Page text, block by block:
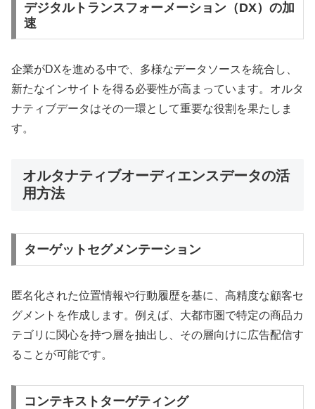
デジタルトランスフォーメーション（DX）の加
速
企業がDXを進める中で、多様なデータソースを統合し、
新たなインサイトを得る必要性が高まっています。オルタ
ナティブデータはその一環として重要な役割を果たしま
す。
オルタナティブオーディエンスデータの活
用方法
ターゲットセグメンテーション
匿名化された位置情報や行動履歴を基に、高精度な顧客セ
グメントを作成します。例えば、大都市圏で特定の商品カ
テゴリに関心を持つ層を抽出し、その層向けに広告配信す
ることが可能です。
コンテキストターゲティング